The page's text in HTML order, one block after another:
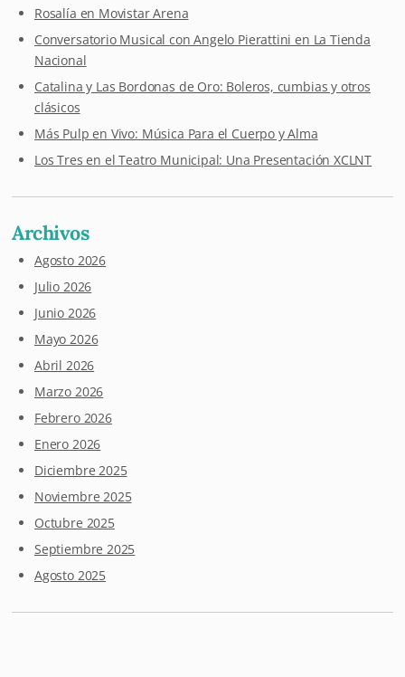
Rosalía en Movistar Arena
Conversatorio Musical con Angelo Pierattini en La Tienda
Nacional
Catalina y Las Bordonas de Oro: Boleros, cumbias y otros
clásicos
Más Pulp en Vivo: Música Para el Cuerpo y Alma
Los Tres en el Teatro Municipal: Una Presentación XCLNT
Archivos
Agosto 2026
Julio 2026
Junio 2026
Mayo 2026
Abril 2026
Marzo 2026
Febrero 2026
Enero 2026
Diciembre 2025
Noviembre 2025
Octubre 2025
Septiembre 2025
Agosto 2025